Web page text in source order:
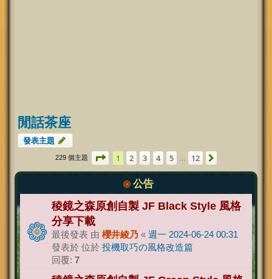
閒話茶座
發表主題
229 個主題 第 1 頁 (共12 頁)
1 2 3 4 5 12
公告
稜鏡之森原創自製 JF Black Style 風格
分享下載
最後發表 由 櫻井綾乃 « 週一 2024-06-24 00:31
發表於 位於 投機取巧の風格改造篇
回覆: 7